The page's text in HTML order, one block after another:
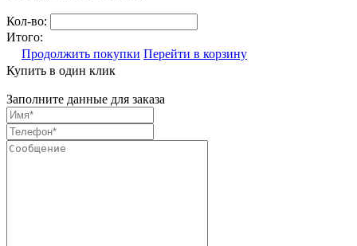
Кол-во:
Итого:
Продолжить покупки Перейти в корзину
Купить в один клик
Заполните данные для заказа